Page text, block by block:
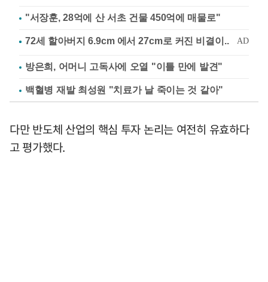
"서장훈, 28억에 산 서초 건물 450억에 매물로"
방은희, 어머니 고독사에 오열 "이틀 만에 발견"
백혈병 재발 최성원 "치료가 날 죽이는 것 같아"
다만 반도체 산업의 핵심 투자 논리는 여전히 유효하다
고 평가했다.